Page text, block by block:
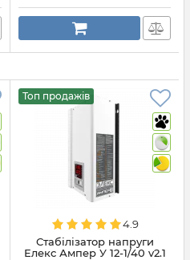
Топ продажів
4.9
Стабілізатор напруги
Елекс Ампер У 12-1/40 v2.1